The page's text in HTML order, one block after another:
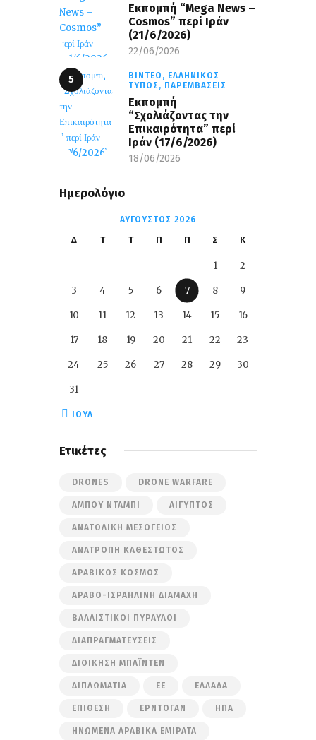
Eκπομπή “Mega News –
Cosmos” περί Ιράν
(21/6/2026)
22/06/2026
ΒΊΝΤΕΟ, ΕΛΛΗΝΙΚΌΣ
ΤΎΠΟΣ, ΠΑΡΕΜΒΆΣΕΙΣ
Εκπομπή
“Σχολιάζοντας την
Επικαιρότητα” περί
Ιράν (17/6/2026)
18/06/2026
Ημερολόγιο
ΑΎΓΟΥΣΤΟΣ 2026
Δ Τ Τ Π Π Σ Κ
1 2
3 4 5 6 7 8 9
10 11 12 13 14 15 16
17 18 19 20 21 22 23
24 25 26 27 28 29 30
31
« ΙΟΎΛ
Ετικέτες
DRONES DRONE WARFARE
ΆΜΠΟΥ ΝΤΆΜΠΙ ΑΊΓΥΠΤΟΣ
ΑΝΑΤΟΛΙΚΉ ΜΕΣΌΓΕΙΟΣ
ΑΝΑΤΡΟΠΉ ΚΑΘΕΣΤΏΤΟΣ
ΑΡΑΒΙΚΌΣ ΚΌΣΜΟΣ
ΑΡΑΒΟ-ΙΣΡΑΗΛΙΝΉ ΔΙΑΜΆΧΗ
ΒΑΛΛΙΣΤΙΚΟΊ ΠΎΡΑΥΛΟΙ
ΔΙΑΠΡΑΓΜΑΤΕΎΣΕΙΣ
ΔΙΟΊΚΗΣΗ ΜΠΆΙΝΤΕΝ
ΔΙΠΛΩΜΑΤΊΑ ΕΕ ΕΛΛΆΔΑ
ΕΠΊΘΕΣΗ ΕΡΝΤΟΓΆΝ ΗΠΑ
ΗΝΩΜΈΝΑ ΑΡΑΒΙΚΆ ΕΜΙΡΆΤΑ